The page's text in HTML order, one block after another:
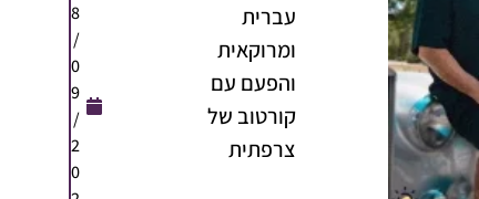
עברית
ומרוקאית
והפעם עם
קורטוב של
צרפתית
8
/
0
9
/
2
0